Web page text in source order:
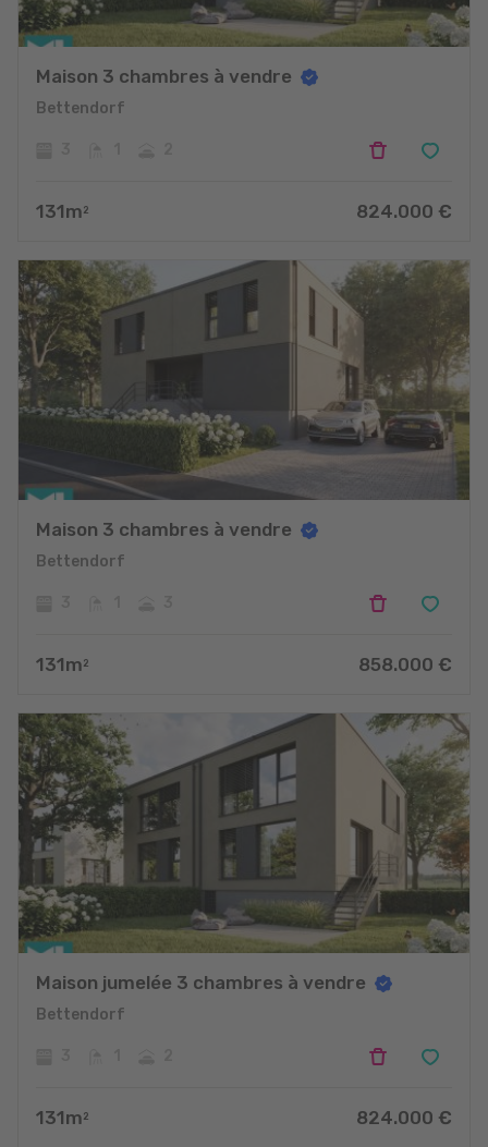
Maison 3 chambres à vendre
Bettendorf
131m 2 824.000 €
Maison 3 chambres à vendre
Bettendorf
131m 2 858.000 €
Maison jumelée 3 chambres à vendre
Bettendorf
131m 2 824.000 €